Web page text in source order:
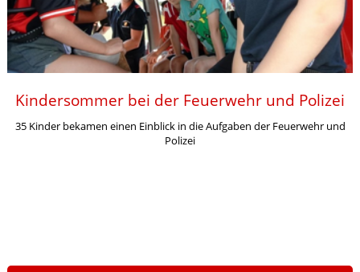
Kindersommer bei der Feuerwehr und Polizei
35 Kinder bekamen einen Einblick in die Aufgaben der Feuerwehr und
Polizei